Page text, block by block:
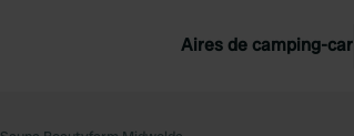
Aires de camping-car